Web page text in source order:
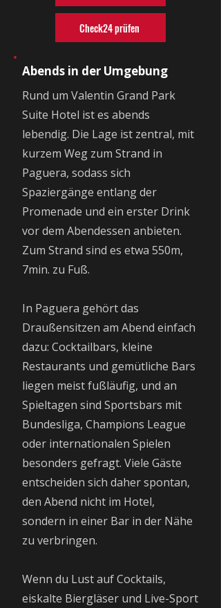
Check24 prüfen
Abends in der Umgebung
Rund um Valentin Grand Park
Suite Hotel ist es abends
lebendig. Die Lage ist zentral, mit
kurzem Weg zum Strand in
Paguera, sodass sich
Spaziergänge entlang der
Promenade und ein erster Drink
vor dem Abendessen anbieten.
Zum Strand sind es etwa 550m,
7min. zu Fuß.
In Paguera gehört das
Draußensitzen am Abend einfach
dazu: Cocktailbars, kleine
Restaurants und gemütliche Bars
liegen meist fußläufig, und an
Spieltagen sind Sportsbars mit
Bundesliga, Champions League
oder internationalen Spielen
besonders gefragt. Viele Gäste
entscheiden sich daher spontan,
den Abend nicht im Hotel,
sondern in einer Bar in der Nähe
zu verbringen.
Wenn du Lust auf Cocktails,
eiskalte Biergläser und Live-Sport